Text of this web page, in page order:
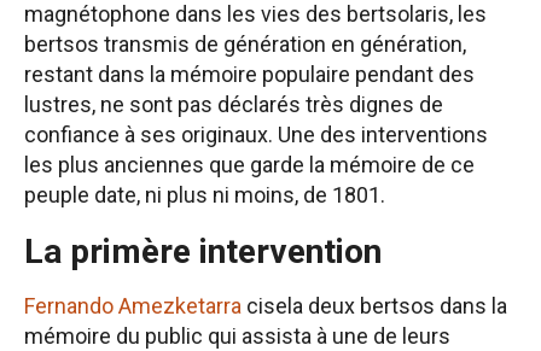
magnétophone dans les vies des bertsolaris, les
bertsos transmis de génération en génération,
restant dans la mémoire populaire pendant des
lustres, ne sont pas déclarés très dignes de
confiance à ses originaux. Une des interventions
les plus anciennes que garde la mémoire de ce
peuple date, ni plus ni moins, de 1801.
La primère intervention
Fernando Amezketarra cisela deux bertsos dans la
mémoire du public qui assista à une de leurs